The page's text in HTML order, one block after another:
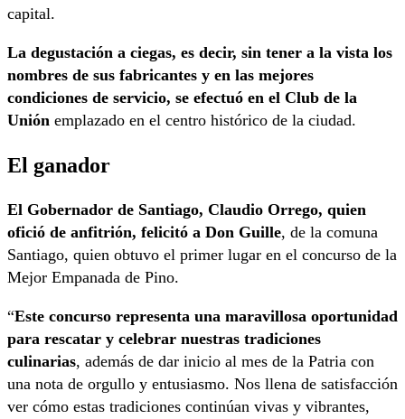
capital.
La degustación a ciegas, es decir, sin tener a la vista los
nombres de sus fabricantes y en las mejores
condiciones de servicio, se efectuó en el Club de la
Unión emplazado en el centro histórico de la ciudad.
El ganador
El Gobernador de Santiago, Claudio Orrego, quien
ofició de anfitrión, felicitó a Don Guille, de la comuna
Santiago, quien obtuvo el primer lugar en el concurso de la
Mejor Empanada de Pino.
“Este concurso representa una maravillosa oportunidad
para rescatar y celebrar nuestras tradiciones
culinarias, además de dar inicio al mes de la Patria con
una nota de orgullo y entusiasmo. Nos llena de satisfacción
ver cómo estas tradiciones continúan vivas y vibrantes,